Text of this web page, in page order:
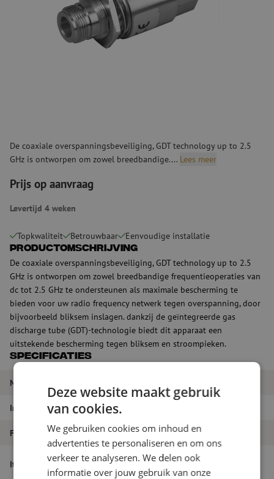
De coaxiale overspanningsbeveiliging, GDT technology up to 2.5
GHz is ontworpen om zowel breedbandige.... Lees meer
Prijs op aanvraag
Levertijd 4 weken
Topkwaliteit Betrouwbaar Eenvoudige installatie
Productomschrijving
De coaxiale overspanningsbeveiliging, GDT technology up to 2.5
GHz is ontworpen om zowel breedbandige frequentieoperaties van
dc tot 2.5 GHz te ondersteunen als maximale bescherming te
bieden voor uw radio frequency netwerk tegen overspanning, door
bijvoorbeeld bliksem inslagen. dankzij de geïntegreerde gas
discharge tube (GDT)-technologie biedt dit apparaat een
uitstekende bescherming tegen bliksem en stroompieken.
Specificaties
Merk
Impedantie 50 Ω
Frequentiebereik 0 - 2500 MHz
Itemnaam
Coaxiale overspanningsbeveiliging, GDT
technology up to 2.5 GHz
Deze website maakt gebruik
van cookies.
We gebruiken cookies om inhoud en
advertenties te personaliseren en om ons
verkeer te analyseren. We delen ook
informatie over jouw gebruik van onze